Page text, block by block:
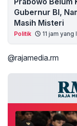
Gubernur BI,
Masih Misteri
Politik 11 jam yang
@rajamedia.rm